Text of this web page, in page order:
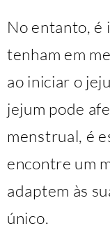
No entanto, é
tenham em
ao iniciar o
jejum pode
menstrual, é
encontre um
adaptem às
único.